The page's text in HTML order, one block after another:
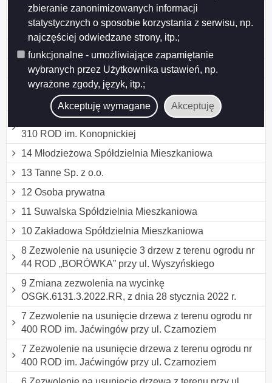
zbieranie zanonimizowanych informacji
statystycznych o sposobie korzystania z serwisu, np.
najczęściej odwiedzane strony, itp.;
funkcjonalne - umożliwiające zapamiętanie
wybranych przez Użytkownika ustawień, np.
wyrażone zgody, język, itp.;
Akceptuję wymagane Akceptuję
20 RD Capital Sp. z o. o. spółka komandytowa
19 pełnomocnik Kat-Auto Recykling
18 Osoby prywatne
17 „STENA RECYCLING” Spółka z o. o.
16 Zezwolenie na wycinkę drzewa z terenu przy ul.
Północnej 24
15 Zezwolenie na wycinkę 4 drzew z terenu ogrodu nr
310 ROD im. Konopnickiej
14 Młodzieżowa Spółdzielnia Mieszkaniowa
13 Tanne Sp. z o.o.
12 Osoba prywatna
11 Suwalska Spółdzielnia Mieszkaniowa
10 Zakładowa Spółdzielnia Mieszkaniowa
8 Zezwolenie na usunięcie 3 drzew z terenu ogrodu nr
44 ROD „BORÓWKA” przy ul. Wyszyńskiego
9 Zmiana zezwolenia na wycinkę
OSGK.6131.3.2022.RR, z dnia 28 stycznia 2022 r.
7 Zezwolenie na usunięcie drzewa z terenu ogrodu nr
400 ROD im. Jaćwingów przy ul. Czarnoziem
7 Zezwolenie na usunięcie drzewa z terenu ogrodu nr
400 ROD im. Jaćwingów przy ul. Czarnoziem